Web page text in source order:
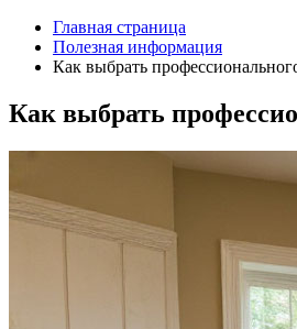
Главная страница
Полезная информация
Как выбрать
Как выбрать